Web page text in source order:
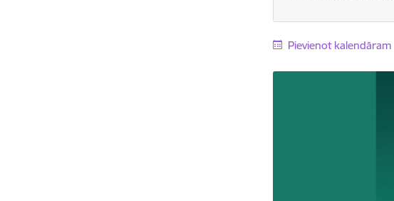
Pievienot kalendāram